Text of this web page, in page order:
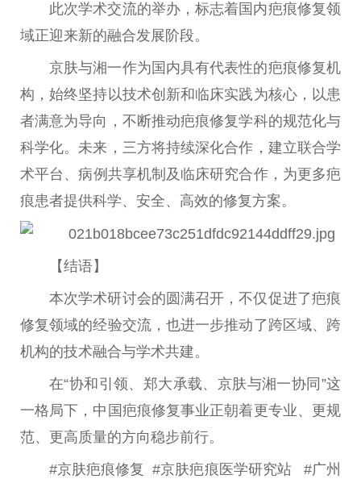
此次学术交流的举办，标志着国内疤痕修复领
域正迎来新的融合发展阶段。
京肤与湘一作为国内具有代表性的疤痕修复机
构，始终坚持以技术创新和临床实践为核心，以患
者满意为导向，不断推动疤痕修复学科的规范化与
科学化。未来，三方将持续深化合作，建立联合学
术平台 、病例共享机制及临床研究合作，为更多疤
痕患者提供科学、安全、高效的修复方案。
【结语】
本次学术研讨会的圆满召开，不仅促进了疤痕
修复领域的经验交流，也进一步推动了跨区域、跨
机构的技术融合与学术共建。
在“协和引领、郑大承载、京肤与湘一协同”这
一格局下， 中国疤痕修复事业正朝着更专业、更规
范、更高质量的方向稳步前行。
#京肤疤痕修复 #京肤疤痕医学研究站 #广州